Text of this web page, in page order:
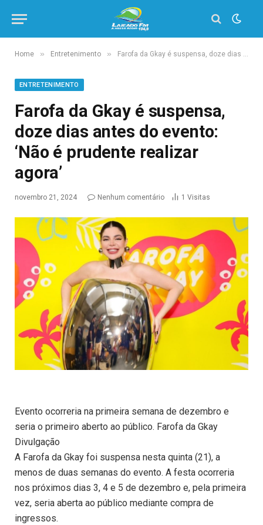
Home » Entretenimento » Farofa da Gkay é suspensa, doze dias antes do evento: ‘Não é prudente realizar agora’
ENTRETENIMENTO
Farofa da Gkay é suspensa,
doze dias antes do evento:
‘Não é prudente realizar
agora’
novembro 21, 2024 Nenhum comentário 1 Visitas
Evento ocorreria na primeira semana de dezembro e
seria o primeiro aberto ao público. Farofa da Gkay
Divulgação
A Farofa da Gkay foi suspensa nesta quinta (21), a
menos de duas semanas do evento. A festa ocorreria
nos próximos dias 3, 4 e 5 de dezembro e, pela primeira
vez, seria aberta ao público mediante compra de
ingressos.